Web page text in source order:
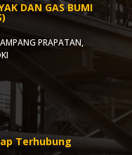
DAN GAS BUMI
PRAPATAN,
Terhubung